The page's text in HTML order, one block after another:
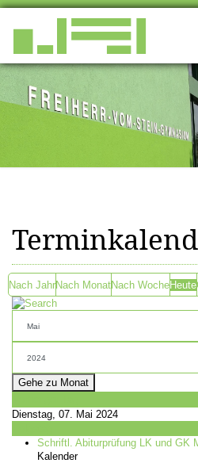
Nach JahrNach MonatNach WocheHeute
Gehe zu Monat
Dienstag, 07. Mai 2024
Schriftl. Abiturprüfung LK und GK
Kalender